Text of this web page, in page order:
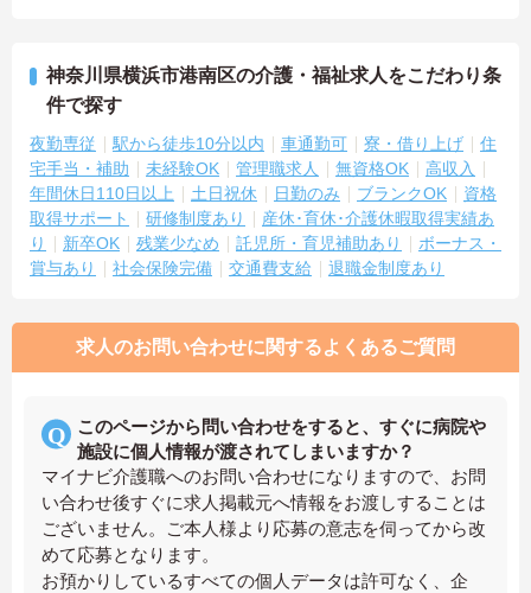
神奈川県横浜市港南区の介護・福祉求人をこだわり条
件で探す
夜勤専従 駅から徒歩10分以内 車通勤可 寮・借り上げ
住
宅手当・補助
未経験OK 管理職求人 無資格OK
高収入
年間休日110日以上
土日祝休 日勤のみ ブランクOK
資格
取得サポート
研修制度あり
産休･育休･介護休暇取得実績あ
り
新卒OK 残業少なめ 託児所・育児補助あり
ボーナス・
賞与あり
社会保険完備 交通費支給 退職金制度あり
求人のお問い合わせに関するよくあるご質問
このページから問い合わせをすると、すぐに病院や
施設に個人情報が渡されてしまいますか？
マイナビ介護職へのお問い合わせになりますので、お問
い合わせ後すぐに求人掲載元へ情報をお渡しすることは
ございません。ご本人様より応募の意志を伺ってから改
めて応募となります。
お預かりしているすべての個人データは許可なく、企